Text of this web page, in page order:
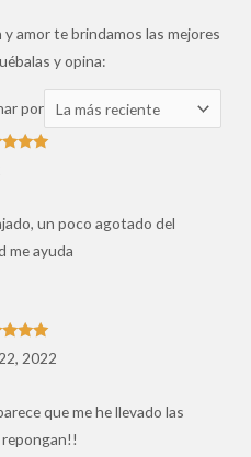
amor te brindamos las mejores
y opina:
por Ordenar
las
un poco agotado del
me ayuda
5de 5
2022
que me he llevado las